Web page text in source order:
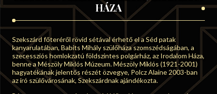
HÁZA
Szekszárd főteréről rövid sétával érhető el a Séd patak
kanyarulatában, Babits Mihály szülőháza szomszédságában, a
szecessziós homlokzatú földszintes polgárház, az Irodalom Háza,
benne a Mészöly Miklós Múzeum. Mészöly Miklós (1921-2001)
hagyatékának jelentős részét özvegye, Polcz Alaine 2003-ban
az író szülővárosának, Szekszárdnak ajándékozta.